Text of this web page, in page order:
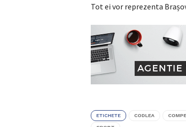
Tot ei vor reprezenta
ETICHETE CODLEA